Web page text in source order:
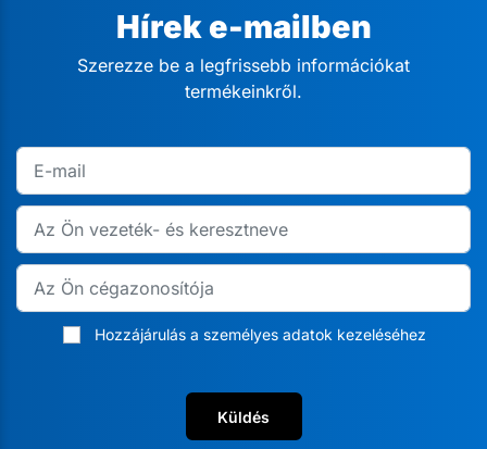
Hírek e-mailben
Szerezze be a legfrissebb információkat
termékeinkről.
Hozzájárulás a személyes adatok kezeléséhez
Küldés